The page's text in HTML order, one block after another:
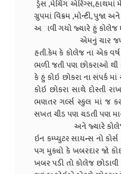
ડ્રેસ ,મેચિંગ એરિંગ્સ,હાથમાં
ગ્રુપમાં વિક્રમ ,મોન્ટી,
અાવી ગયો જ્યારે હું કોલેજ
એમનું ચાર જણ નું ગ્રુપ
હતી.કેમ કે કોલેજ ના એક
ભળી જતી પણ છોકરાઓ થી
કે હું કોઇ છોકરા ના સંપર્ક
કોઇ છોકરા સાથે દોસ્તી
ભણતર ગર્લ્સ સ્કુલ માં જ
સખત ચીડ પણ ચડતી પણ
અને જ્યારે કોલેજમાં
ઇન કમ્પ્યુટર સાયન્સ નો
પગ મુક્યો કે ખબરદાર જો
ખબર પડી તો કોલેજ